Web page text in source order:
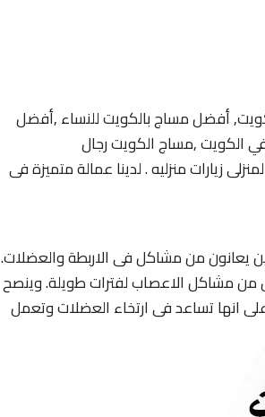
أفضل مساج بالكويت للنساء ,أفضل
زيارات منزليه . لدينا عمالة متميزة فى
يعانون من مشاكل فى الاربطة والعضلات.
من مشاكل الاعصاب لفترات طويلة. وينصح
انها تساعد فى ارتخاء العضلات وتعمل